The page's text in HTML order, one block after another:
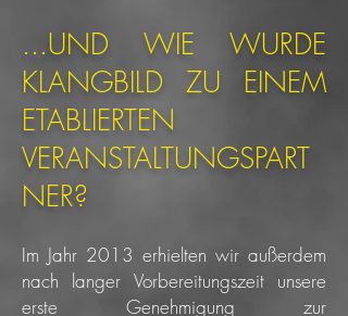
...UND WIE WURDE
KLANGBILD ZU EINEM
ETABLIERTEN
VERANSTALTUNGSPART
NER?
Im Jahr 2013 erhielten wir außerdem
nach langer Vorbereitungszeit unsere
erste Genehmigung zur